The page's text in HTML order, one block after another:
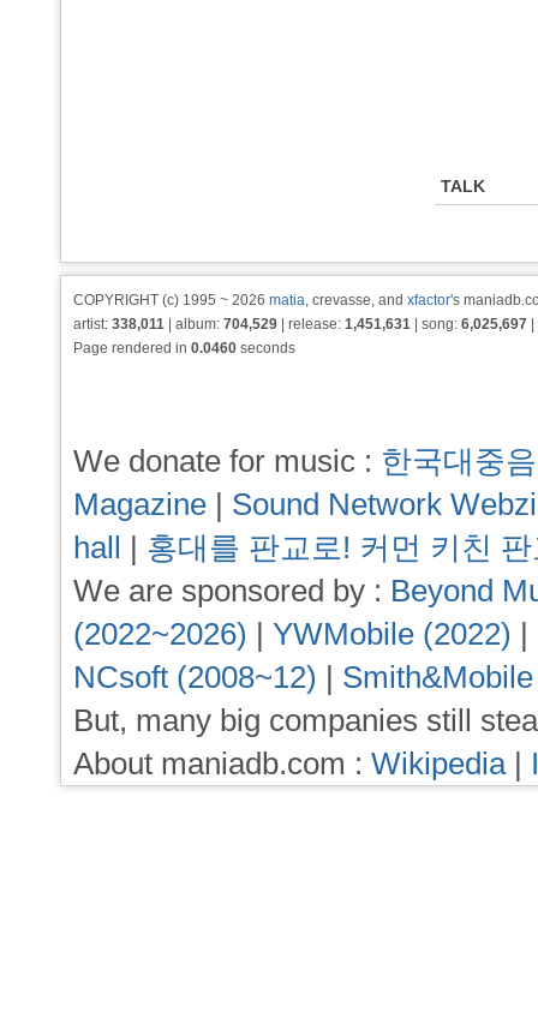
TALK
COPYRIGHT (c) 1995 ~ 2026 matia, crevasse, and xfactor's
artist: 338,011 | album: 704,529 | release: 1,451,631 | song: 6,025,697
Page rendered in 0.0460 seconds
We donate for music : 한국대중
Magazine | Sound Network
hall | 홍대를 판교로! 커먼 키친
We are sponsored by : Beyond
(2022~2026) | YWMobile (2022) |
NCsoft (2008~12) |
But, many big companies still
About maniadb.com : Wikipedia|